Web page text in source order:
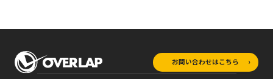
お問い合わせはこちら